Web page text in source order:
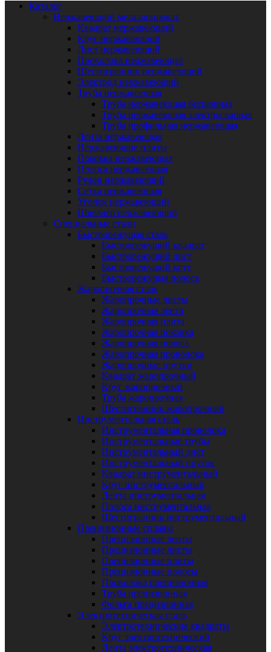
Каталог
Нержавеющий металлопрокат
Квадрат нержавеющий
Круг нержавеющий
Лист нержавеющий
Проволока нержавеющая
Шестигранник нержавеющий
Электрод нержавеющий
Труба нержавеющая
Труба нержавеющая бесшовная
Труба нержавеющая электросварная
Труба профильная нержавеющая
Лента нержавеющая
Нержавеющие плиты
Поковка нержавеющая
Полоса нержавеющая
Рулон нержавеющий
Сетка нержавеющая
Уголок нержавеющий
Швеллер нержавеющий
Специальные стали
Быстрорежущая сталь
Быстрорежущий квадрат
Быстрорежущий лист
Быстрорежущий круг
Быстрорежущая полоса
Жаропрочная сталь
Жаропрочные листы
Жаропрочная лента
Жаропрочная плита
Жаропрочная поковка
Жаропрочная полоса
Жаропрочная проволока
Жаропрочные прутки
Квадрат жаропрочный
Круг жаропрочный
Труба жаропрочная
Шестигранник жаропрочный
Инструментальная сталь
Инструментальная проволока
Инструментальные трубы
Инструментальный лист
Инструментальный пруток
Квадрат инструментальный
Круг инструментальный
Лента инструментальная
Полоса инструментальная
Шестигранник инструментальный
Прецизионные сплавы
Прецизионные ленты
Прецизионные листы
Прецизионные плиты
Прецизионные полосы
Проволока прецизионная
Труба прецизионная
Фольга прецизионная
Электротехническая сталь
Электротехнические квадраты
Круг электротехнический
Лента электротехническая